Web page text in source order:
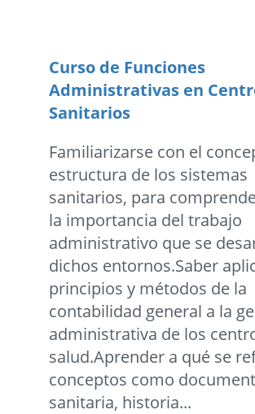
Curso de Funciones
Administrativas en
Sanitarios
Familiarizarse con el
estructura de los sistemas
sanitarios, para
la importancia del trabajo
administrativo que se
dichos entornos.Saber
principios y métodos de la
contabilidad general a la
administrativa de los
salud.Aprender a qué se
conceptos como
sanitaria, historia...